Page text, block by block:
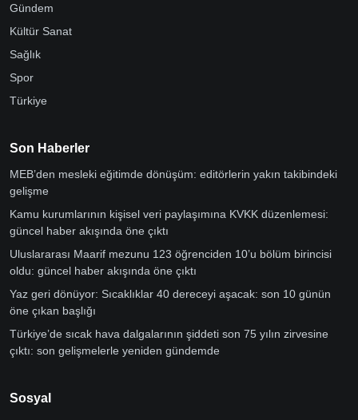
Gündem
Kültür Sanat
Sağlık
Spor
Türkiye
Son Haberler
MEB’den mesleki eğitimde dönüşüm: editörlerin yakın takibindeki
gelişme
Kamu kurumlarının kişisel veri paylaşımına KVKK düzenlemesi:
güncel haber akışında öne çıktı
Uluslararası Maarif mezunu 123 öğrenciden 10’u bölüm birincisi
oldu: güncel haber akışında öne çıktı
Yaz geri dönüyor: Sıcaklıklar 40 dereceyi aşacak: son 10 günün
öne çıkan başlığı
Türkiye’de sıcak hava dalgalarının şiddeti son 75 yılın zirvesine
çıktı: son gelişmelerle yeniden gündemde
Sosyal